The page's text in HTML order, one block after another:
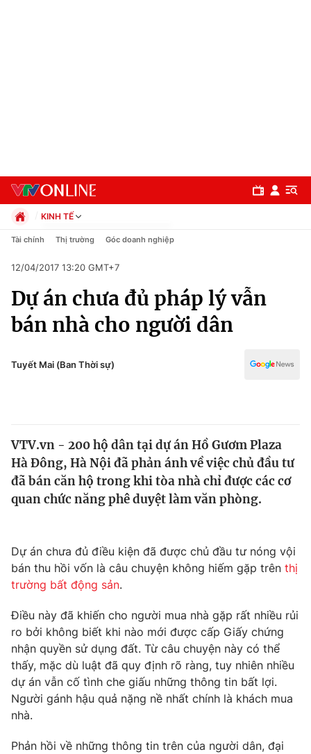
Chuyên mục
Chính trị
Thế giới
Tin tức
Câu chuyện quốc tế
Tài chính
Thị trường
Dữ liệu và đời sống
Phim VTV
Hậu trường
Nhân vật
Khán giả
Giải trí
Điện ảnh
Âm nhạc
Sao
Đời sống
Du lịch
Giáo dục
Tuyển sinh
KINH TẾ
Chính trị
Pháp luật
Kinh tế
Thể thao
Truyền hình
Y tế
Tài chính Thị trường Góc doanh nghiệp
12/04/2017 13:20 GMT+7
Dự án chưa đủ pháp lý vẫn
bán nhà cho người dân
Tuyết Mai (Ban Thời sự)
VTV.vn - 200 hộ dân tại dự án Hồ Gươm Plaza
Hà Đông, Hà Nội đã phản ánh về việc chủ đầu tư
đã bán căn hộ trong khi tòa nhà chỉ được các cơ
quan chức năng phê duyệt làm văn phòng.
Dự án chưa đủ điều kiện đã được chủ đầu tư nóng vội
bán thu hồi vốn là câu chuyện không hiếm gặp trên thị
trường bất động sản.
Điều này đã khiến cho người mua nhà gặp rất nhiều rủi
ro bởi không biết khi nào mới được cấp Giấy chứng
nhận quyền sử dụng đất. Từ câu chuyện này có thể
thấy, mặc dù luật đã quy định rõ ràng, tuy nhiên nhiều
dự án vẫn cố tình che giấu những thông tin bất lợi.
Người gánh hậu quả nặng nề nhất chính là khách mua
nhà.
Phản hồi về những thông tin trên của người dân, đại